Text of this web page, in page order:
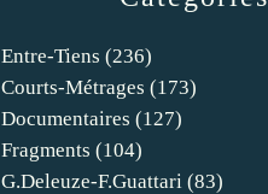
Entre-Tiens (236)
Courts-Métrages (173)
Documentaires (127)
Fragments (104)
G.deleuze-F.guattari (83)